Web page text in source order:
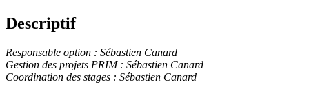
Descriptif
Responsable option : Sébastien Canard
Gestion des projets PRIM : Sébastien Canard
Coordination des stages : Sébastien Canard